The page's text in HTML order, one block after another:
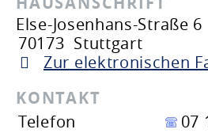
Else-Josenhans-Straße 6
70173 Stuttgart
Zur elektronischen
KONTAKT
Telefon
07